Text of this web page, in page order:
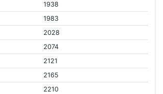
1938
1983
2028
2074
2121
2165
2210